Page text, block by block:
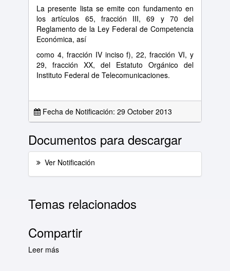
La presente lista se emite con fundamento en
los artículos 65, fracción III, 69 y 70 del
Reglamento de la Ley Federal de Competencia
Económica, así
como 4, fracción IV inciso f), 22, fracción VI, y
29, fracción XX, del Estatuto Orgánico del
Instituto Federal de Telecomunicaciones.
Fecha de Notificación: 29 October 2013
Documentos para descargar
Ver Notificación
Temas relacionados
Compartir
Leer más